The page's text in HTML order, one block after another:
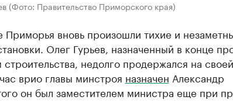
(Фото: Правительство Приморского края)
Приморья вновь произошли тихие и
Олег Гурьев, назначенный в конце
недолго продержался на своей
врио главы минстроя назначен Александр
он был заместителем министра еще при